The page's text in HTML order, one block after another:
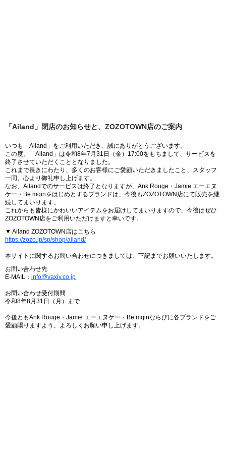
「Ailand」閉店のお知らせと、ZOZOTOWN店のご案内
いつも「Ailand」をご利用いただき、誠にありがとうございます。
この度、「Ailand」は令和8年7月31日（金）17:00をもちまして、サービスを
終了させていただくこととなりました。
これまで長きにわたり、多くのお客様にご愛顧いただきましたこと、スタッフ
一同、心より御礼申し上げます。
なお、Ailandでのサービスは終了となりますが、Ank Rouge・Jamie エーエヌ
ケー・Be mqinをはじめとするブランドは、今後もZOZOTOWN店にて販売を継
続してまいります。
これからも皆様にかわいいアイテムをお届けしてまいりますので、今後はぜひ
ZOZOTOWN店をご利用いただけますと幸いです。
▼ Ailand ZOZOTOWN店はこちら
https://zozo.jp/sp/shop/ailand/
本サイトに関するお問い合わせにつきましては、下記までお願いいたします。
お問い合わせ先
E-MAIL： info@vaxiv.co.jp
お問い合わせ受付期間
令和8年8月31日（月）まで
今後ともAnk Rouge・Jamie エーエヌケー・Be mqinならびに各ブランドをご
愛顧賜りますよう、よろしくお願い申し上げます。